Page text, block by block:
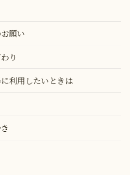
願い
り
利用したいときは